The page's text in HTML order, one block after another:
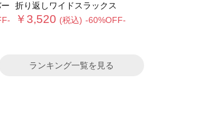
折り返しワイドスラックス
￥3,520 (税込) -60%OFF-
ランキング一覧を見る